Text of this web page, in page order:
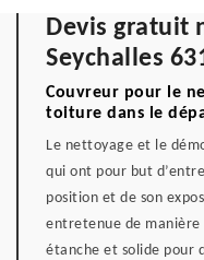
Devis gratuit
Seychalles
Couvreur pour le
toiture dans le
Le nettoyage et le
qui ont pour but
position et de son
entretenue de
étanche et solide pour